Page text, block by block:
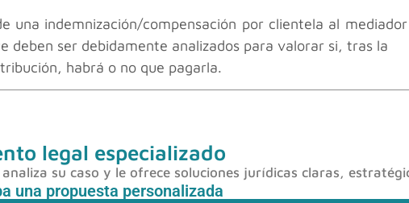
una indemnización/compensación por clientela al
deben ser debidamente analizados para valorar si, tras la
habrá o no que pagarla.
legal especializado
su caso y le ofrece soluciones jurídicas claras,
una propuesta personalizada